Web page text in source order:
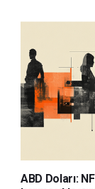
ABD Doları: